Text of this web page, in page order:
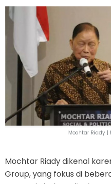
Mochtar Riady |
Mochtar Riady dikenal
Group, yang fokus di